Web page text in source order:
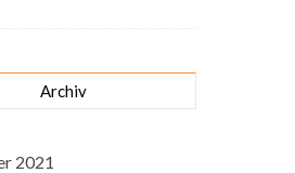
Archiv
2021